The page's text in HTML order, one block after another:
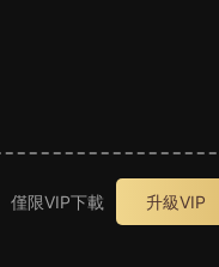
僅限VIP下載 升級VIP